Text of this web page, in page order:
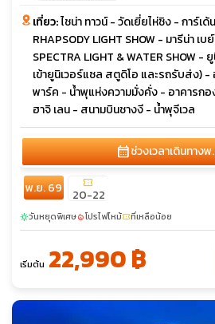
เที่ยว:ไชน่า ทาวน์ - วัดเยี่ยไห่ชิง - การ์เ
RHAPSODY LIGHT SHOW - มารีน่า เ
SPECTRA LIGHT & WATER SHOW
เข้ายูนิเวอร์แซล สตูดิโอ และรถรับส่ง)
พาร์ค - น้ำพุแห่งความมั่งคั่ง - อาคารกอ
ฮาจิ เลน - สนามบินชางงี - น้ำพุจีเวล
calendar_monthช่วงเวลาเดินทางพ
พ.ย. 69 confirmation_number
20-22
sunnyวันหยุดพิเศษlocal_fire_departmentโปรไฟไหม้confirmation_numberที่เหลือน้อย
เริ่มต้น 22,990 ฿